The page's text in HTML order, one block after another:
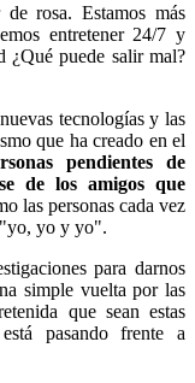
rosa. Estamos más
entretener 24/7 y
¿Qué puede salir mal?
tecnologías y las
que ha creado en el
pendientes de
de los amigos que
las personas cada vez
"yo, yo y yo".
para darnos
simple vuelta por las
que sean estas
pasando frente a